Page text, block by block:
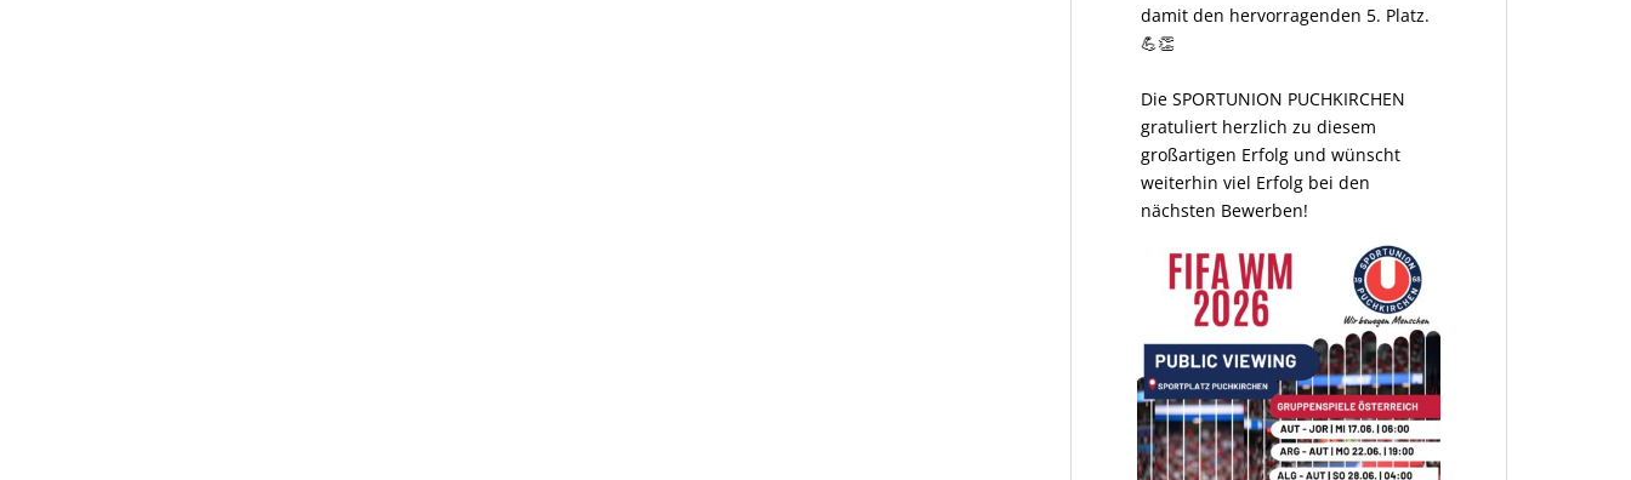
damit den hervorragenden 5. Platz.
💪👏
Die SPORTUNION PUCHKIRCHEN
gratuliert herzlich zu diesem
großartigen Erfolg und wünscht
weiterhin viel Erfolg bei den
nächsten Bewerben!